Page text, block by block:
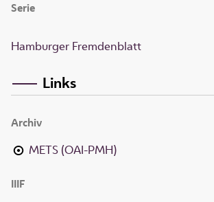
Serie
Hamburger Fremdenblatt
Links
Archiv
METS (OAI-PMH)
IIIF